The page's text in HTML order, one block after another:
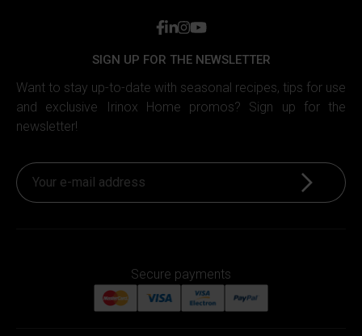
facebook
linkedin
instagram
youtube
SIGN UP FOR THE NEWSLETTER
Want to stay up-to-date with seasonal recipes, tips for use
and exclusive Irinox Home promos? Sign up for the
newsletter!
Sign up
Secure payments